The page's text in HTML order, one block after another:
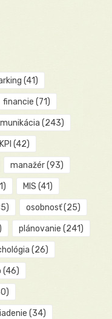
(41)
financie (71)
(243)
KPI (42)
manažér(93)
MIS (41)
osobnosť(25)
plánovanie (241)
(26)
(46)
(34)